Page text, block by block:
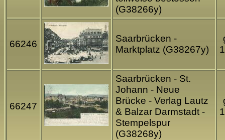
(G38266y)
66246
Saarbrücken -
Marktplatz (G38267y)
66247
Saarbrücken - St.
Johann - Neue
Brücke - Verlag Lautz
& Balzar Darmstadt -
Stempelspur
(G38268y)